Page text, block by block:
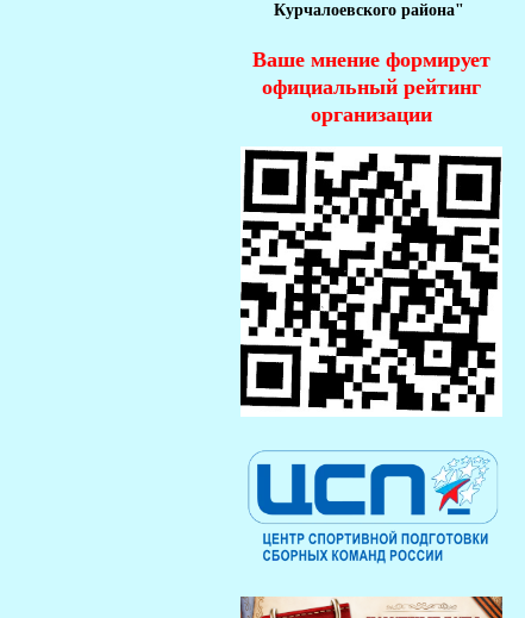
Курчалоевского района"
Ваше мнение формирует
официальный рейтинг
организации